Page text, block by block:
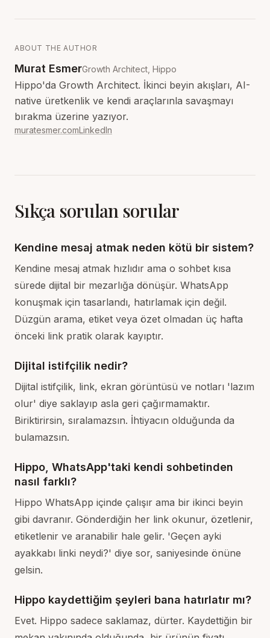
ABOUT THE AUTHOR
Murat EsmerGrowth Architect, Hippo
Hippo'da Growth Architect. İkinci beyin akışları, AI-
native üretkenlik ve kendi araçlarınla savaşmayı
bırakma üzerine yazıyor.
muratesmer.comLinkedIn
Sıkça sorulan sorular
Kendine mesaj atmak neden kötü bir sistem?
Kendine mesaj atmak hızlıdır ama o sohbet kısa
sürede dijital bir mezarlığa dönüşür. WhatsApp
konuşmak için tasarlandı, hatırlamak için değil.
Düzgün arama, etiket veya özet olmadan üç hafta
önceki link pratik olarak kayıptır.
Dijital istifçilik nedir?
Dijital istifçilik, link, ekran görüntüsü ve notları 'lazım
olur' diye saklayıp asla geri çağırmamaktır.
Biriktirirsin, sıralamazsın. İhtiyacın olduğunda da
bulamazsın.
Hippo, WhatsApp'taki kendi sohbetinden
nasıl farklı?
Hippo WhatsApp içinde çalışır ama bir ikinci beyin
gibi davranır. Gönderdiğin her link okunur, özetlenir,
etiketlenir ve aranabilir hale gelir. 'Geçen ayki
ayakkabı linki neydi?' diye sor, saniyesinde önüne
gelsin.
Hippo kaydettiğim şeyleri bana hatırlatır mı?
Evet. Hippo sadece saklamaz, dürter. Kaydettiğin bir